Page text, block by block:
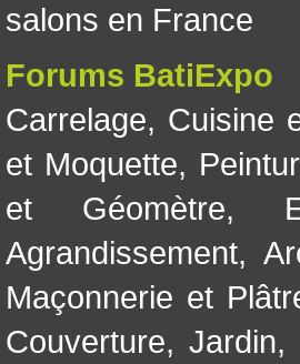
salons en France
Forums BatiExpo
Carrelage, Cuisine
et Moquette,
et Géomètre,
Agrandissement,
Maçonnerie et
Couverture,Jardin,